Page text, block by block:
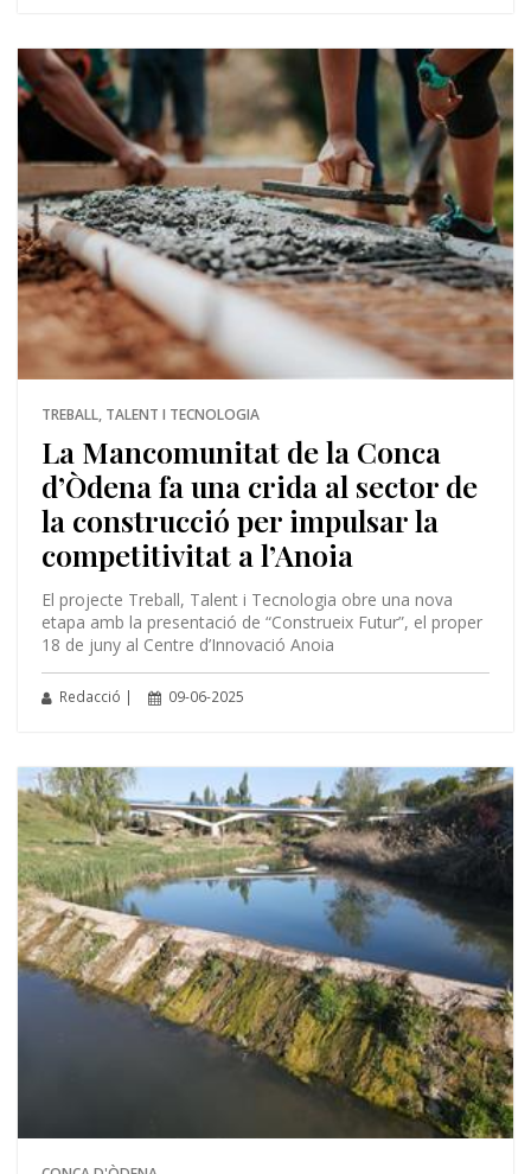
TREBALL, TALENT I TECNOLOGIA
La Mancomunitat de la Conca
d’Òdena fa una crida al sector de
la construcció per impulsar la
competitivitat a l’Anoia
El projecte Treball, Talent i Tecnologia obre una nova
etapa amb la presentació de “Construeix Futur”, el proper
18 de juny al Centre d’Innovació Anoia
Redacció | 09-06-2025